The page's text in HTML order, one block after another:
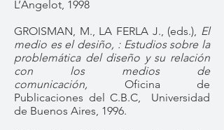
L’Angelot, 1998
GROISMAN, M., LA FERLA J., (eds.), El
medio es el desiño, : Estudios sobre la
problemática del diseño y su relación
con los medios de
comunicación, Oficina de
Publicaciones del C.B.C,
Universidad
de Buenos Aires, 1996.